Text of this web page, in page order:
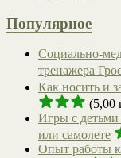
Популярное
Социально-
тренажера
Как носить и
(5,00
Игры с детьми
или самолете
Опыт работы